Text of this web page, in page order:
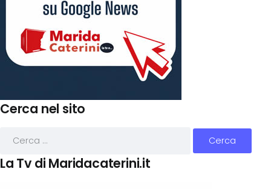
Cerca nel sito
La Tv di Maridacaterini.it